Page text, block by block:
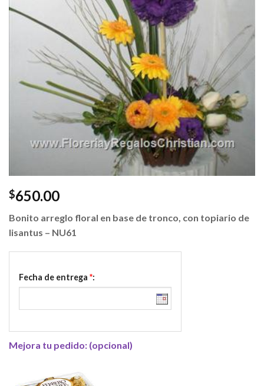
$650.00
Bonito arreglo floral en base de tronco, con topiario de
lisantus – NU61
Fecha de entrega *:
Mejora tu pedido: (opcional)